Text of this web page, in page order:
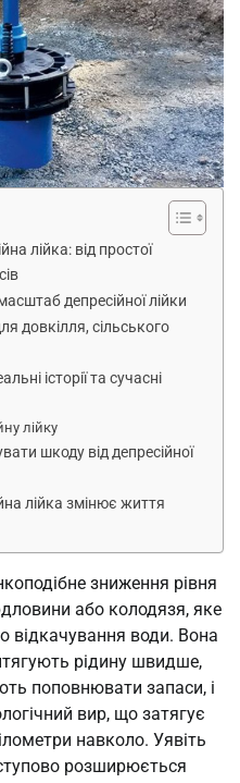
лійка: від простої
депресійної лійки
довкілля, сільського
історії та сучасні
лійку
шкоду від депресійної
лійка змінює життя
зниження рівня
або колодязя, яке
відкачування води. Вона
рідину швидше,
поповнювати запаси, і
вир, що затягує
навколо. Уявіть
розширюється